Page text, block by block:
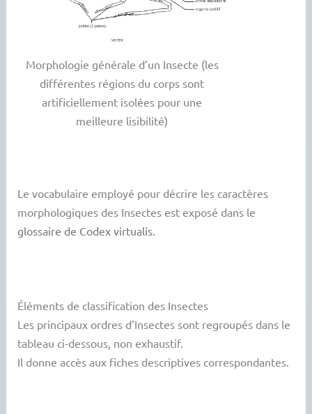
Morphologie générale d’un Insecte (les
différentes régions du corps sont
artificiellement isolées pour une
meilleure lisibilité)
Le vocabulaire employé pour décrire les caractères
morphologiques des Insectes est exposé dans le
glossaire de Codex virtualis.
Éléments de classification des Insectes
Les principaux ordres d’Insectes sont regroupés dans le
tableau ci-dessous, non exhaustif.
Il donne accès aux fiches descriptives correspondantes.